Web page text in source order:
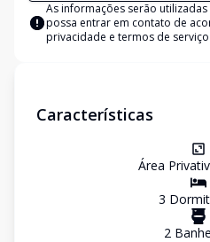
As informações serão
possa entrar em contato de
privacidade e termos de serviço
Características
Área
3
2